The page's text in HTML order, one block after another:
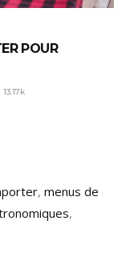
POUR
13.17k
, menus de
,